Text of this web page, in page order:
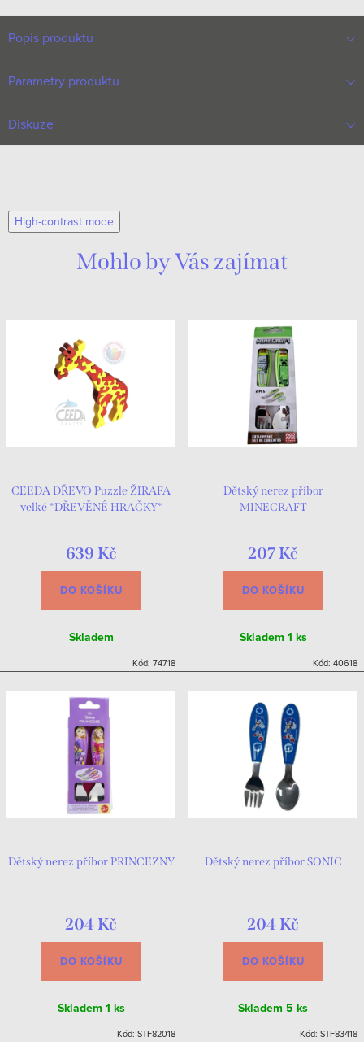
Popis produktu
Parametry produktu
Diskuze
High-contrast mode
Mohlo by Vás zajímat
CEEDA DŘEVO Puzzle ŽIRAFA
velké *DŘEVĚNÉ HRAČKY*
639 Kč
DO KOŠÍKU
Skladem
Kód: 74718
Dětský nerez příbor
MINECRAFT
207 Kč
DO KOŠÍKU
Skladem 1 ks
Kód: 40618
Dětský nerez příbor PRINCEZNY
204 Kč
DO KOŠÍKU
Skladem 1 ks
Kód: STF82018
Dětský nerez příbor SONIC
204 Kč
DO KOŠÍKU
Skladem 5 ks
Kód: STF83418